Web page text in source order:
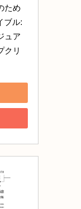
ため
ブル:
ュア
クリ